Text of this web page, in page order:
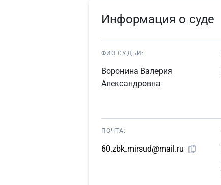
Информация о суде
ФИО СУДЬИ:
Воронина Валерия
Александровна
ПОЧТА:
60.zbk.mirsud@mail.ru